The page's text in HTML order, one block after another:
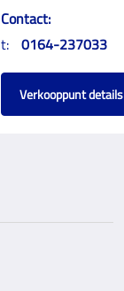
Contact:
t: 0164-237033
Verkooppunt details